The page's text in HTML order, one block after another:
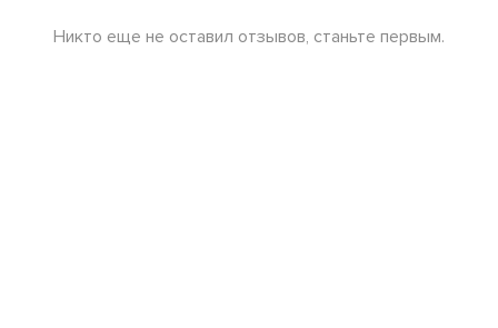
Никто еще не оставил отзывов, станьте первым.